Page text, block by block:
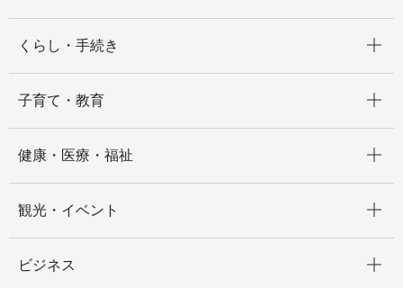
くらし・手続き
子育て・教育
健康・医療・福祉
観光・イベント
ビジネス